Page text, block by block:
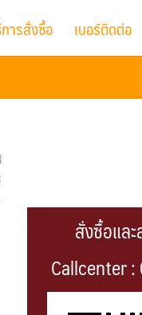
ารสั่งซื้อ เบอร์ติดต่อ
สั่งซื้อแล
Callcenter